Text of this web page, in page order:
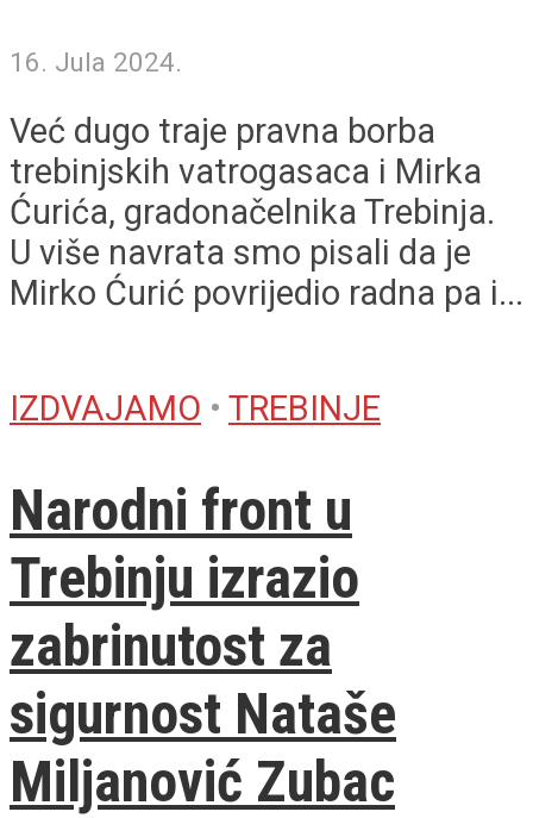
16. Jula 2024.
Već dugo traje pravna borba
trebinjskih vatrogasaca i Mirka
Ćurića, gradonačelnika Trebinja.
U više navrata smo pisali da je
Mirko Ćurić povrijedio radna pa i...
IZDVAJAMO • TREBINJE
Narodni front u
Trebinju izrazio
zabrinutost za
sigurnost Nataše
Miljanović Zubac